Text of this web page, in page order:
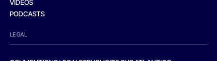
VIDEOS
PODCASTS
LEGAL